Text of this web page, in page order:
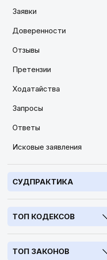
Заявки
Доверенности
Отзывы
Претензии
Ходатайства
Запросы
Ответы
Исковые заявления
СУДПРАКТИКА
ТОП КОДЕКСОВ
ТОП ЗАКОНОВ